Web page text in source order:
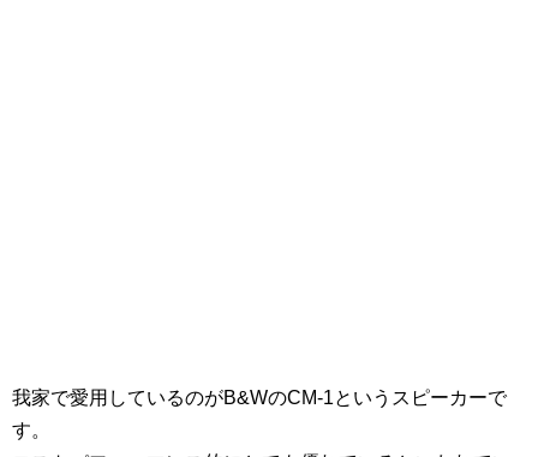
我家で愛用しているのがB&WのCM-1というスピーカーで
す。